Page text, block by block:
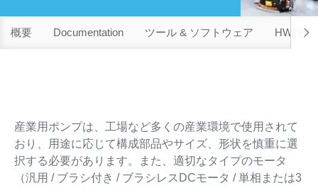
概要 Documentation ツール & ソフトウェア HW評価
産業用ポンプは、工場など多くの産業環境で使用されて
おり、用途に応じて構成部品やサイズ、形状を慎重に選
択する必要があります。また、適切なタイプのモータ
（汎用 / ブラシ付き / ブラシレスDCモータ / 単相または3